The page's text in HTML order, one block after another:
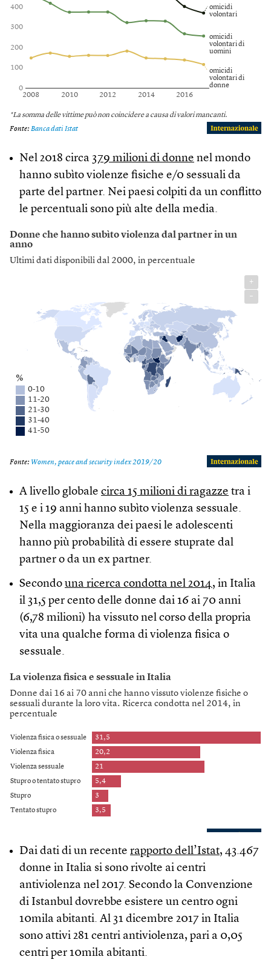
Nel 2018 circa 379 milioni di donne nel mondo
hanno subìto violenze fisiche e/0 sessuali da
parte del partner. Nei paesi colpiti da un conflitto
le percentuali sono più alte della media.
A livello globale circa 15 milioni di ragazze tra i
15 e i 19 anni hanno subìto violenza sessuale.
Nella maggioranza dei paesi le adolescenti
hanno più probabilità di essere stuprate dal
partner o da un ex partner.
Secondo una ricerca condotta nel 2014, in Italia
il 31,5 per cento delle donne dai 16 ai 70 anni
(6,78 milioni) ha vissuto nel corso della propria
vita una qualche forma di violenza fisica o
sessuale.
Dai dati di un recente rapporto dell’Istat, 43.467
donne in Italia si sono rivolte ai centri
antiviolenza nel 2017. Secondo la Convenzione
di Istanbul dovrebbe esistere un centro ogni
10mila abitanti. Al 31 dicembre 2017 in Italia
sono attivi 281 centri antiviolenza, pari a 0,05
centri per 10mila abitanti.